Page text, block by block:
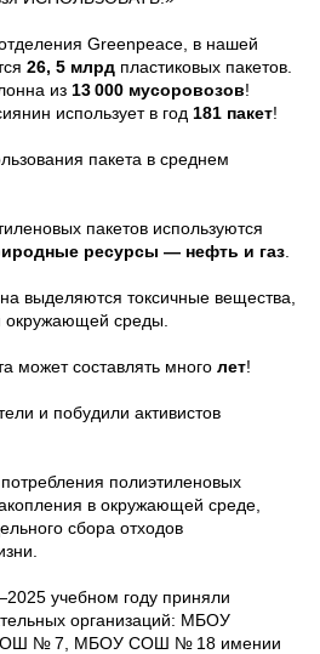
Greenpeace, в нашей
26, 5 млрд пластиковых пакетов.
из 13 000 мусоровозов!
использует в год 181 пакет!
пакета в среднем
пакетов используются
ресурсы — нефть и газ
выделяются токсичные вещества,
окружающей среды.
может составлять много лет!
и побудили активистов
полиэтиленовых
в окружающей среде,
сбора отходов
учебном году приняли
организаций: МБОУ
№ 7, МБОУ СОШ № 18 имении